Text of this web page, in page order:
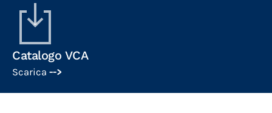
Catalogo VCA
Scarica -->